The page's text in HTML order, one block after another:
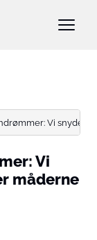
Vi snyder
Vi
måderne